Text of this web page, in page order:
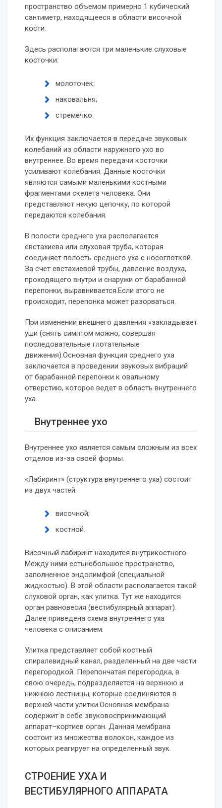
пространство объемом примерно 1 кубический
сантиметр, находящееся в области височной
кости.
Здесь располагаются три маленькие слуховые
косточки:
молоточек:
наковальня;
стремечко.
Их функция заключается в передаче звуковых
колебаний из области наружного ухо во
внутреннее. Во время передачи косточки
усиливают колебания. Данные косточки
являются самыми маленькими костными
фрагментами скелета человека. Они
представляют некую цепочку, по которой
передаются колебания.
В полости среднего уха располагается
евстахиева или слуховая труба, которая
соединяет полость среднего уха с носоглоткой.
За счет евстахиевой трубы, давление воздуха,
проходящего внутри и снаружи от барабанной
перепонки, выравнивается.Если этого не
происходит, перепонка может разорваться.
При изменении внешнего давления «закладывает
уши (снять симптом можно, совершая
последовательные глотательные
движения).Основная функция среднего уха
заключается в проведении звуковых вибраций
от барабанной перепонки к овальному
отверстию, которое ведет в область внутреннего
уха.
Внутреннее ухо
Внутреннее ухо является самым сложным из всех
отделов из-за своей формы.
«Лабиринт» (структура внутреннего уха) состоит
из двух частей:
височной;
костной.
Височный лабиринт находится внутрикостного.
Между ними естьнебольшое пространство,
заполненное эндолимфой (специальной
жидкостью). В этой области располагается такой
слуховой орган, как улитка. Тут же находится
орган равновесия (вестибулярный аппарат).
Далее приведена схема внутреннего уха
человека с описанием.
Улитка представляет собой костный
спиралевидный канал, разделенный на две части
перегородкой. Перепончатая перегородка, в
свою очередь, подразделяется на верхнюю и
нижнюю лестницы, которые соединяются в
верхней части улитки.Основная мембрана
содержит в себе звуковоспринимающий
аппарат–кортиев орган. Данная мембрана
состоит из множества волокон, каждое из
которых реагирует на определенный звук.
СТРОЕНИЕ УХА И
ВЕСТИБУЛЯРНОГО АППАРАТА